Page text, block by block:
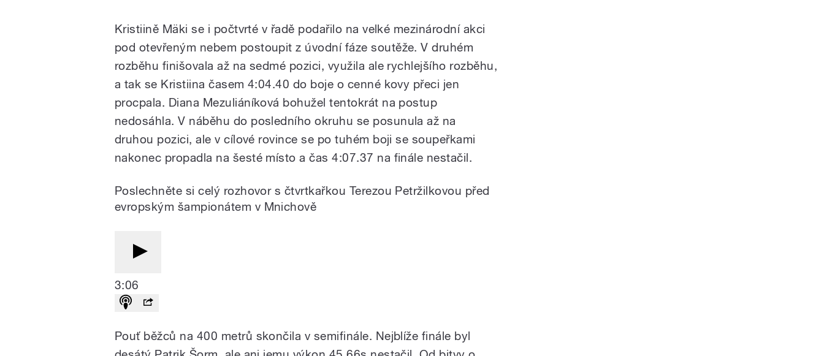
Kristiině Mäki se i počtvrté v řadě podařilo na velké mezinárodní akci
pod otevřeným nebem postoupit z úvodní fáze soutěže. V druhém
rozběhu finišovala až na sedmé pozici, využila ale rychlejšího rozběhu,
a tak se Kristiina časem 4:04.40 do boje o cenné kovy přeci jen
procpala. Diana Mezuliáníková bohužel tentokrát na postup
nedosáhla. V náběhu do posledního okruhu se posunula až na
druhou pozici, ale v cílové rovince se po tuhém boji se soupeřkami
nakonec propadla na šesté místo a čas 4:07.37 na finále nestačil.
Poslechněte si celý rozhovor s čtvrtkařkou Terezou Petržilkovou před
evropským šampionátem v Mnichově
3:06
Pouť běžců na 400 metrů skončila v semifinále. Nejblíže finále byl